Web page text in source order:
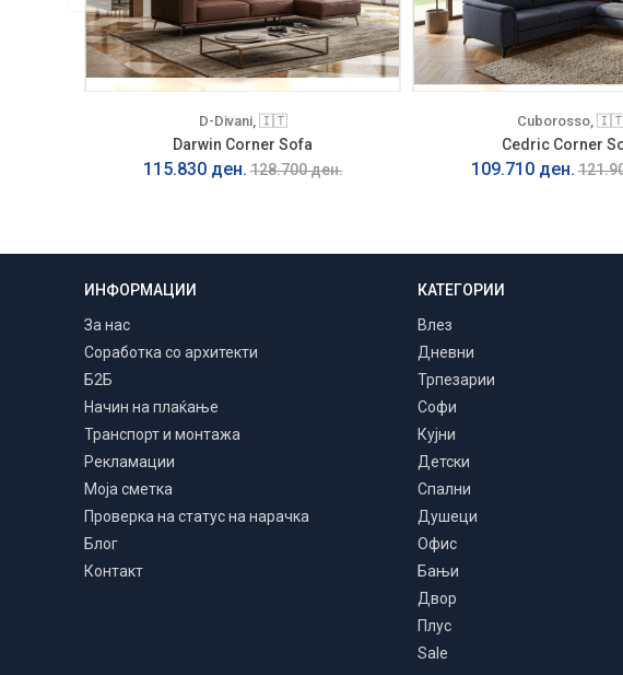
D-Divani, 🇮🇹
Darwin Corner Sofa
115.830 ден. 128.700 ден.
Cuborosso,
Cedric Corner
109.710 ден.
Транспорт и монтажа
ИНФОРМАЦИИ
За нас
Соработка со архитекти
Б2Б
Начин на плаќање
Транспорт и монтажа
Рекламации
Моја сметка
Проверка на статус на нарачка
Блог
Контакт
КАТЕГОРИИ
Влез
Дневни
Трпезарии
Софи
Кујни
Детски
Спални
Душеци
Офис
Бањи
Двор
Плус
Sale